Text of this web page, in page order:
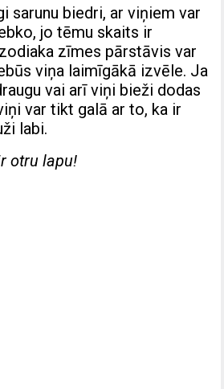
sarunu biedri, ar viņiem var
jo tēmu skaits ir
zīmes pārstāvis var
viņa laimīgākā izvēle. Ja
vai arī viņi bieži dodas
var tikt galā ar to, ka ir
labi.
otru lapu!